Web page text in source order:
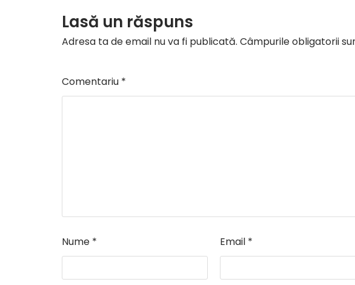
Lasă un răspuns
Adresa ta de email nu va fi publicată. Câmpurile obligatorii
Comentariu *
Nume * Email *